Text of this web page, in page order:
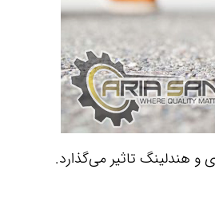
هندلینگ تاثیر می‌گذارد.